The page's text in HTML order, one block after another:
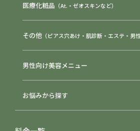
医療化粧品 （At.・ゼオスキンなど）
その他 （ピアス穴あけ・肌診断・エステ・男
男性向け美容メニュー
お悩みから探す